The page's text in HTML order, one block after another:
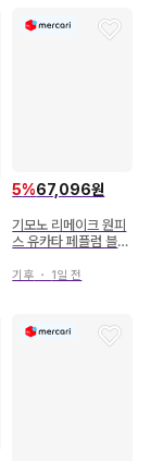
5%67,096원
기모노 리메이크 원피
스 유카타 페플럼 블라
기후 ・ 1일 전